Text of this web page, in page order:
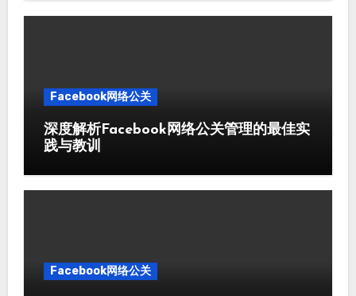
Facebook网络公关
深度解析Facebook网络公关管理的最佳实
践与教训
Facebook网络公关